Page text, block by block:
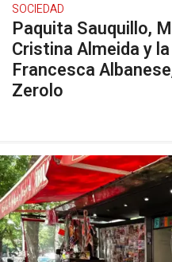
SOCIEDAD
Paquita Sauquillo,
Cristina Almeida y
Francesca
Zerolo